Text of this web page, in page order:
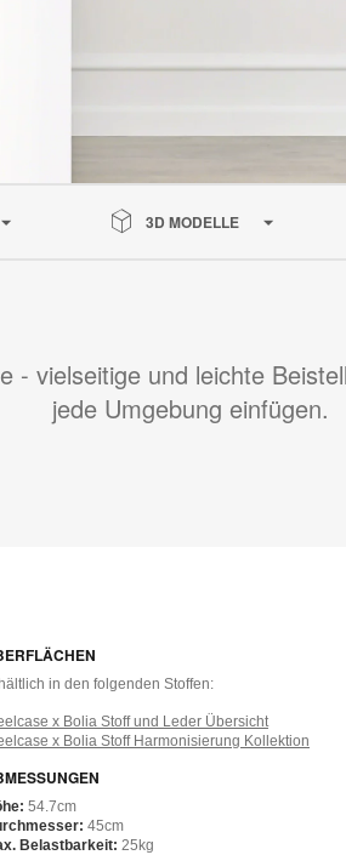
3D MODELLE
- vielseitige und leichte
jede Umgebung einfügen.
in den folgenden Stoffen:
x Bolia Stoff und Leder Übersicht
x Bolia Stoff Harmonisierung Kollektion
54.7cm
45cm
Belastbarkeit: 25kg